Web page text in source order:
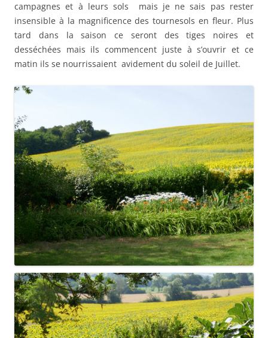
campagnes et à leurs sols mais je ne sais pas rester
insensible à la magnificence des tournesols en fleur. Plus
tard dans la saison ce seront des tiges noires et
desséchées mais ils commencent juste à s’ouvrir et ce
matin ils se nourrissaient avidement du soleil de Juillet.